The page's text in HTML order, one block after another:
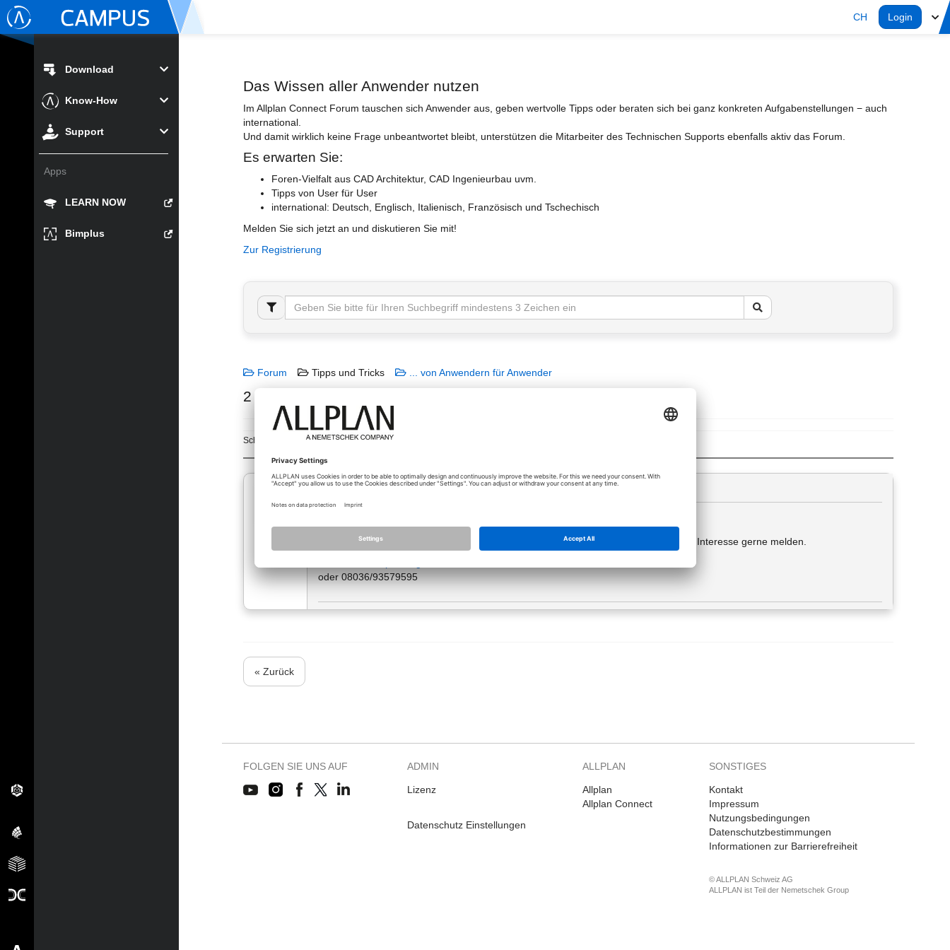
CH Login
Download
Know-How
Support
Apps
LEARN NOW
Bimplus
Das Wissen aller Anwender nutzen
Im Allplan Connect Forum tauschen sich Anwender aus, geben wertvolle Tipps oder beraten sich bei ganz konkreten Aufgabenstellungen − auch
international.
Und damit wirklich keine Frage unbeantwortet bleibt, unterstützen die Mitarbeiter des Technischen Supports ebenfalls aktiv das Forum.
Es erwarten Sie:
Foren-Vielfalt aus CAD Architektur, CAD Ingenieurbau uvm.
Tipps von User für User
international: Deutsch, Englisch, Italienisch, Französisch und Tschechisch
Melden Sie sich jetzt an und diskutieren Sie mit!
Zur Registrierung
Forum Tipps und Tricks ... von Anwendern für Anwender
2 x Allplan Lizenzen zu verkaufen
Schlagworte: Verkauf Allplan 2023
strein_cia…
wir verkaufen 2 Allplan-Lizenzen Programmversion 2023 auf Verhandlungsbasis, bei Interesse gerne melden.
oder 08036/93579595
« Zurück
FOLGEN SIE UNS AUF ADMIN
Lizenz
Datenschutz Einstellungen
ALLPLAN
Allplan
Allplan Connect
SONSTIGES
Kontakt
Impressum
Nutzungsbedingungen
Datenschutzbestimmungen
Informationen zur Barrierefreiheit
© ALLPLAN Schweiz AG
ALLPLAN ist Teil der Nemetschek Group